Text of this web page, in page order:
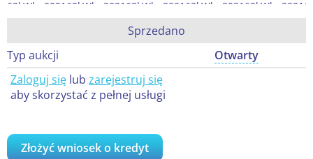
Sprzedano
Typ aukcji
Otwarty
Zaloguj się lub zarejestruj się
aby skorzystać z pełnej usługi
Złożyć wniosek o kredyt